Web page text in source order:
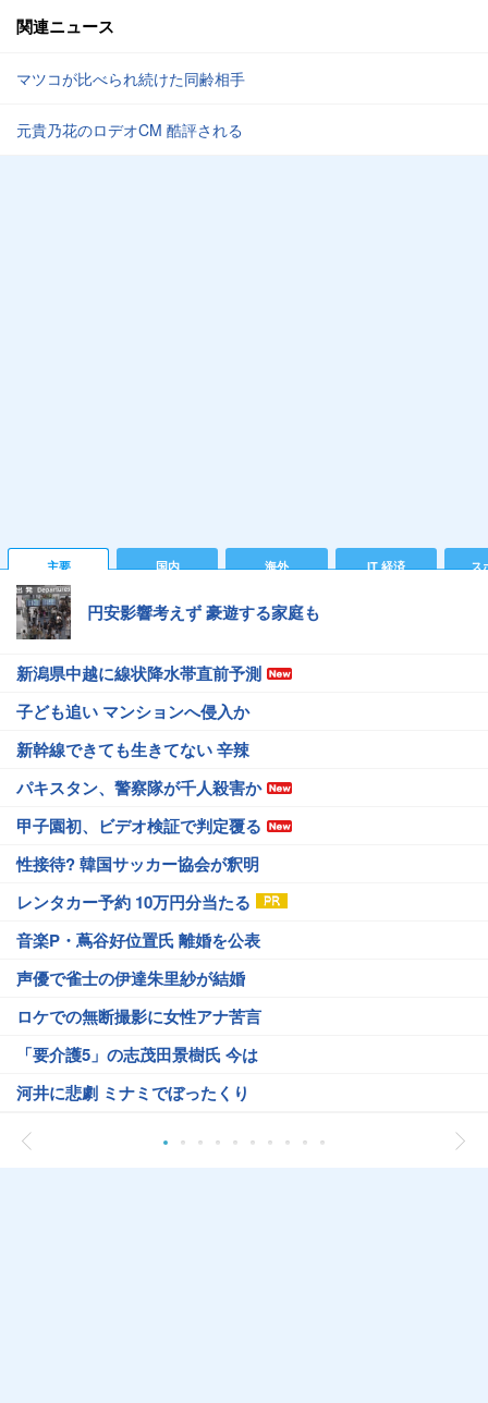
関連ニュース
マツコが比べられ続けた同齢相手
元貴乃花のロデオCM 酷評される
主要 国内 海外 IT 経済 ス
円安影響考えず 豪遊する家庭も
新潟県中越に線状降水帯直前予測
子ども追い マンションへ侵入か
新幹線できても生きてない 辛辣
パキスタン、警察隊が千人殺害か
甲子園初、ビデオ検証で判定覆る
性接待? 韓国サッカー協会が釈明
レンタカー予約 10万円分当たる
音楽P・蔦谷好位置氏 離婚を公表
声優で雀士の伊達朱里紗が結婚
ロケでの無断撮影に女性アナ苦言
「要介護5」の志茂田景樹氏 今は
河井に悲劇 ミナミでぼったくり